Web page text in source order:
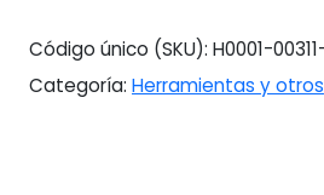
Código único (SKU): H0001-
Categoría: Herramientas y otros